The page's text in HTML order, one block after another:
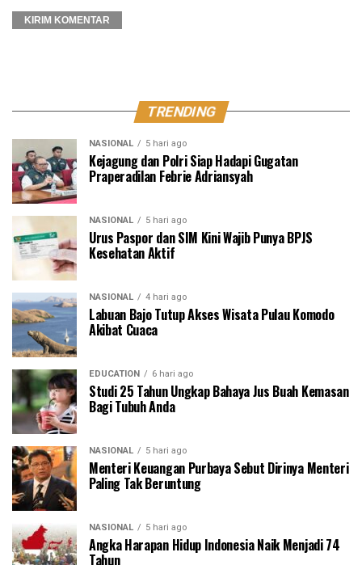
TRENDING
NASIONAL 5 hari ago
Kejagung dan Polri Siap Hadapi Gugatan
Praperadilan Febrie Adriansyah
NASIONAL 5 hari ago
Urus Paspor dan SIM Kini Wajib Punya BPJS
Kesehatan Aktif
NASIONAL 4 hari ago
Labuan Bajo Tutup Akses Wisata Pulau Komodo
Akibat Cuaca
EDUCATION 6 hari ago
Studi 25 Tahun Ungkap Bahaya Jus Buah Kemasan
Bagi Tubuh Anda
NASIONAL 5 hari ago
Menteri Keuangan Purbaya Sebut Dirinya Menteri
Paling Tak Beruntung
NASIONAL 5 hari ago
Angka Harapan Hidup Indonesia Naik Menjadi 74
Tahun